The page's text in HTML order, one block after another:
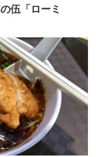
伍「ローミ